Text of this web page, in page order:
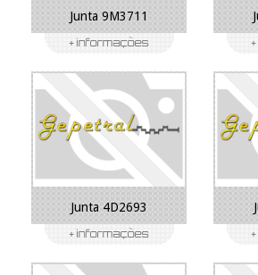
Junta 9M3711
Junta 4D2693